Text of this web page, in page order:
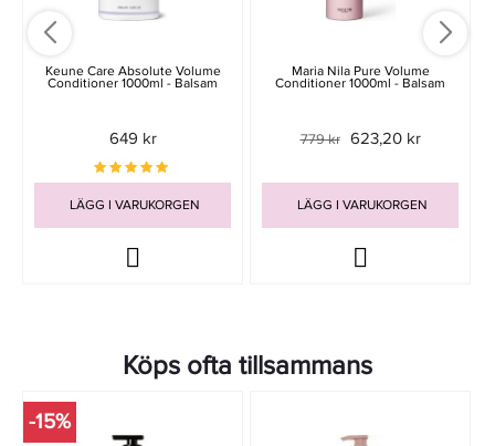
Keune Care Absolute Volume
Conditioner 1000ml - Balsam
649 kr
LÄGG I VARUKORGEN
Maria Nila Pure Volume
Conditioner 1000ml - Balsam
779 kr 623,20 kr
LÄGG I VARUKORGEN
Köps ofta tillsammans
-15%